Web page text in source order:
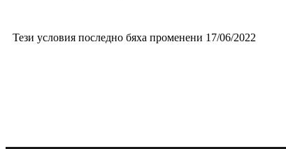
Тези условия последно бяха променени 17/06/2022